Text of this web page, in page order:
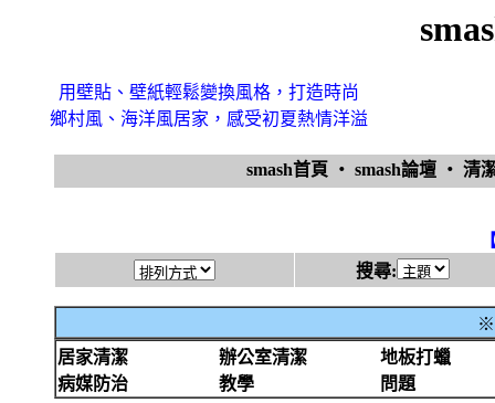
用壁貼、壁紙輕鬆變換風格，打造時尚
鄉村風、海洋風居家，感受初夏熱情洋溢
smash首頁 ‧ smash論壇 ‧ 清
搜尋:
※
居家清潔
辦公室清潔
地板打蠟
病媒防治
教學 問題